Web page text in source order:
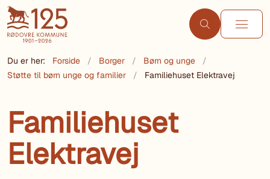
Du er her: Forside Borger
Børn og unge
Støtte til børn unge og familier
Familiehuset Elektravej
Familiehuset
Elektravej